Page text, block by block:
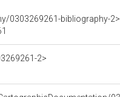
0303269261-bibliography-2>
2>